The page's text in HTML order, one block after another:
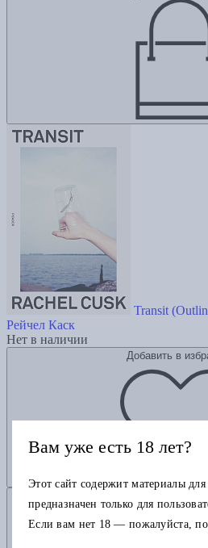
Transit
Рейчел Каск
Нет в наличии
Добавить в
Вам уже есть 18 лет?
Этот сайт содержит материалы
предназначен только для
Если вам нет 18 — пожалуйста,